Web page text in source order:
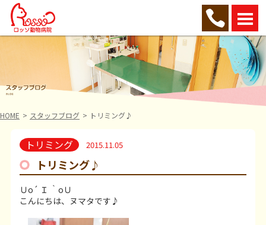
HOME スタッフブログ トリミング♪
トリミング 2015.11.05
トリミング♪
Ｕo´ Ｉ ｀oＵ
こんにちは、ヌマタです♪